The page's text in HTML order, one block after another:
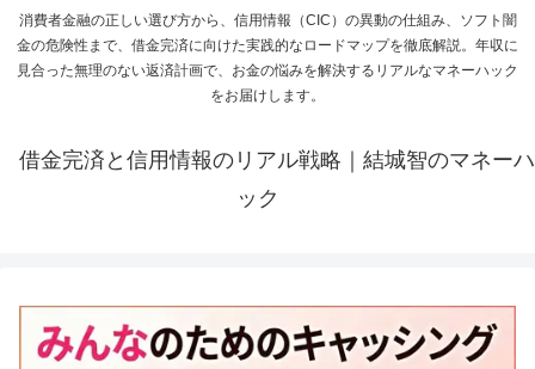
消費者金融の正しい選び方から、信用情報（CIC）の異動の仕組み、ソフト闇
金の危険性まで、借金完済に向けた実践的なロードマップを徹底解説。年収に
見合った無理のない返済計画で、お金の悩みを解決するリアルなマネーハック
をお届けします。
借金完済と信用情報のリアル戦略｜結城智のマネーハ
ック